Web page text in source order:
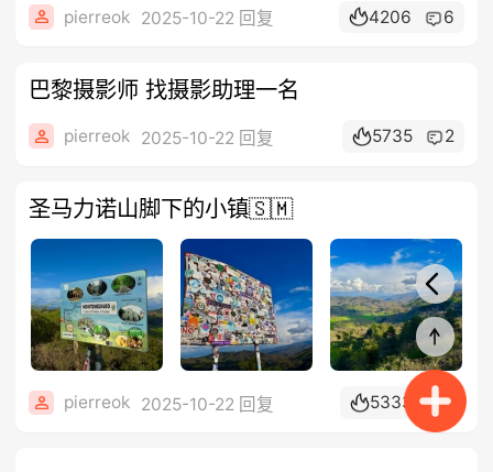
pierreok 2025-10-22 回复 4206 6
巴黎摄影师 找摄影助理一名
pierreok 2025-10-22 回复 5735 2
圣马力诺山脚下的小镇🇸🇲
pierreok 2025-10-22 回复 5333 2